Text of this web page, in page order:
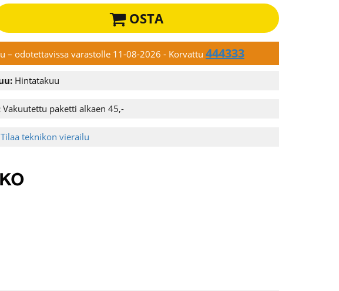
OSTA
– odotettavissa varastolle 11-08-2026 - Korvattu 444333
Hintatakuu
Vakuutettu paketti alkaen 45,-
Tilaa teknikon vierailu